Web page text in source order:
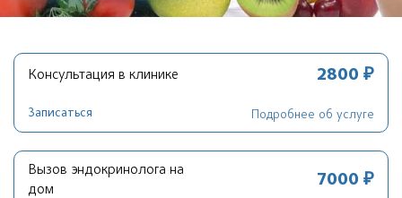
Консультация в клинике 2800 ₽
Записаться Подробнее об услуге
Вызов эндокринолога на
дом
7000 ₽